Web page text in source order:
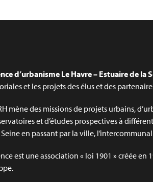
d’urbanisme Le Havre – Estuaire de la
et les projets des élus et des
mène des missions de projets urbains,
et d’études prospectives à
en passant par la ville,
est une association « loi 1901 » créée